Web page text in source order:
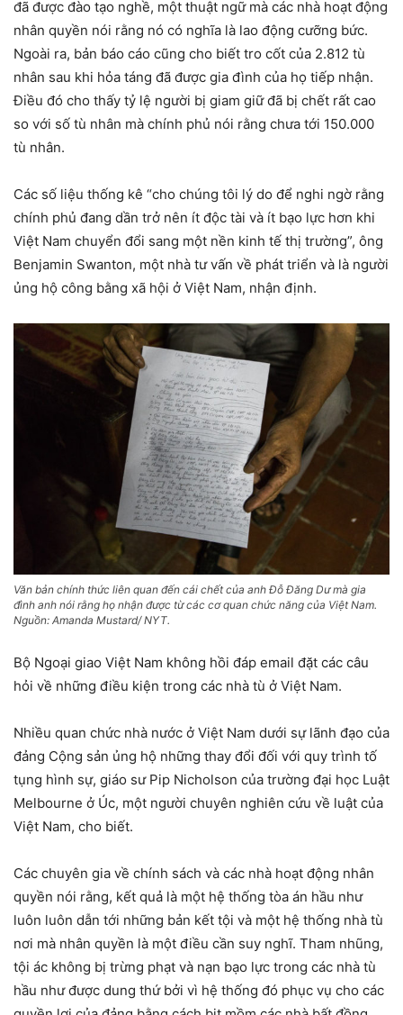
đã được đào tạo nghề, một thuật ngữ mà các nhà hoạt động
nhân quyền nói rằng nó có nghĩa là lao động cưỡng bức.
Ngoài ra, bản báo cáo cũng cho biết tro cốt của 2.812 tù
nhân sau khi hỏa táng đã được gia đình của họ tiếp nhận.
Điều đó cho thấy tỷ lệ người bị giam giữ đã bị chết rất cao
so với số tù nhân mà chính phủ nói rằng chưa tới 150.000
tù nhân.
Các số liệu thống kê “cho chúng tôi lý do để nghi ngờ rằng
chính phủ đang dần trở nên ít độc tài và ít bạo lực hơn khi
Việt Nam chuyển đổi sang một nền kinh tế thị trường”, ông
Benjamin Swanton, một nhà tư vấn về phát triển và là người
ủng hộ công bằng xã hội ở Việt Nam, nhận định.
Văn bản chính thức liên quan đến cái chết của anh Đỗ Đăng Dư mà gia
đình anh nói rằng họ nhận được từ các cơ quan chức năng của Việt Nam.
Nguồn: Amanda Mustard/ NYT.
Bộ Ngoại giao Việt Nam không hồi đáp email đặt các câu
hỏi về những điều kiện trong các nhà tù ở Việt Nam.
Nhiều quan chức nhà nước ở Việt Nam dưới sự lãnh đạo của
đảng Cộng sản ủng hộ những thay đổi đối với quy trình tố
tụng hình sự, giáo sư Pip Nicholson của trường đại học Luật
Melbourne ở Úc, một người chuyên nghiên cứu về luật của
Việt Nam, cho biết.
Các chuyên gia về chính sách và các nhà hoạt động nhân
quyền nói rằng, kết quả là một hệ thống tòa án hầu như
luôn luôn dẫn tới những bản kết tội và một hệ thống nhà tù
nơi mà nhân quyền là một điều cần suy nghĩ. Tham nhũng,
tội ác không bị trừng phạt và nạn bạo lực trong các nhà tù
hầu như được dung thứ bởi vì hệ thống đó phục vụ cho các